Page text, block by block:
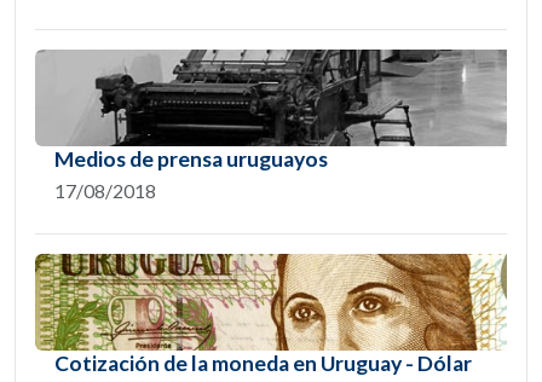
Medios de prensa uruguayos
17/08/2018
Cotización de la moneda en Uruguay - Dólar